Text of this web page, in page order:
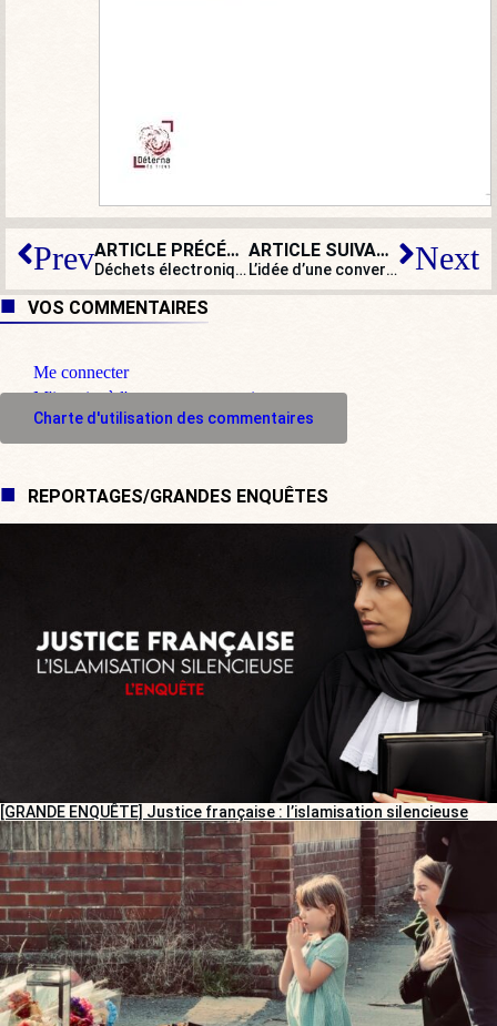
Prev ARTICLE PRÉCÉDENT
Déchets électroniques et plastique contre réchauffement climatique : l’écologie du tiroir-caisse
ARTICLE SUIVANT
L’idée d’une convergence entre gilets jaunes et voyous des banlieues : une absurdité ! Next
VOS COMMENTAIRES
Me connecter
M'inscrire à l'espace commentaire
Charte d'utilisation des commentaires
REPORTAGES/GRANDES ENQUÊTES
[GRANDE ENQUÊTE] Justice française : l’islamisation silencieuse